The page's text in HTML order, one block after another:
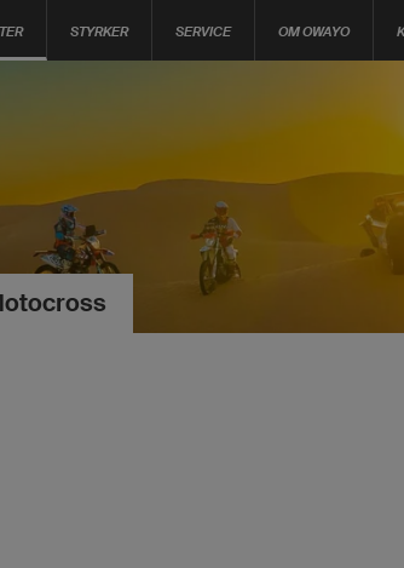
STYRKER SERVICE OM OWAYO